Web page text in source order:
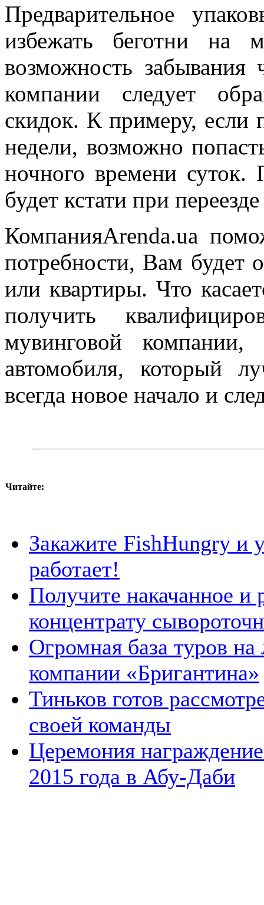
Предварительное
избежать беготни на
возможность
компании следует
скидок. К примеру, если
недели, возможно
ночного времени суток.
будет кстати при
КомпанияArenda.ua
потребности, Вам будет
или квартиры. Что
получить
мувинговой компании,
автомобиля, который
всегда новое начало и
Читайте:
Закажите FishHungry и
работает!
Получите накачанное и
концентрату
Огромная база туров
компании «Бригантина»
Тиньков готов
своей команды
Церемония
2015 года в Абу-Даби